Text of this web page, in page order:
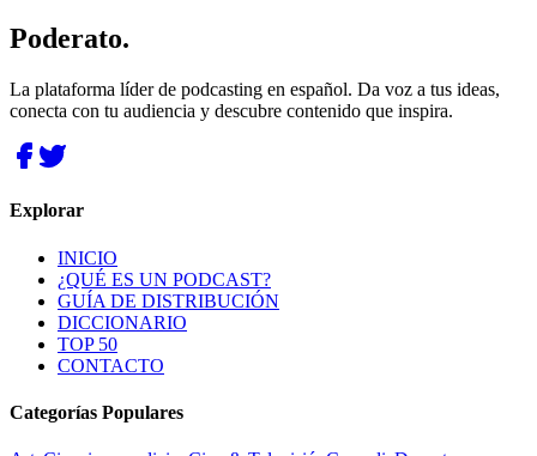
Poderato.
La plataforma líder de podcasting en español. Da voz a tus ideas,
conecta con tu audiencia y descubre contenido que inspira.
Explorar
INICIO
¿QUÉ ES UN PODCAST?
GUÍA DE DISTRIBUCIÓN
DICCIONARIO
TOP 50
CONTACTO
Categorías Populares